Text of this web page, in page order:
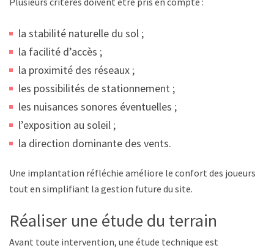
la stabilité naturelle du sol ;
la facilité d’accès ;
la proximité des réseaux ;
les possibilités de stationnement ;
les nuisances sonores éventuelles ;
l’exposition au soleil ;
la direction dominante des vents.
Une implantation réfléchie améliore le confort des joueurs
tout en simplifiant la gestion future du site.
Réaliser une étude du terrain
Avant toute intervention, une étude technique est